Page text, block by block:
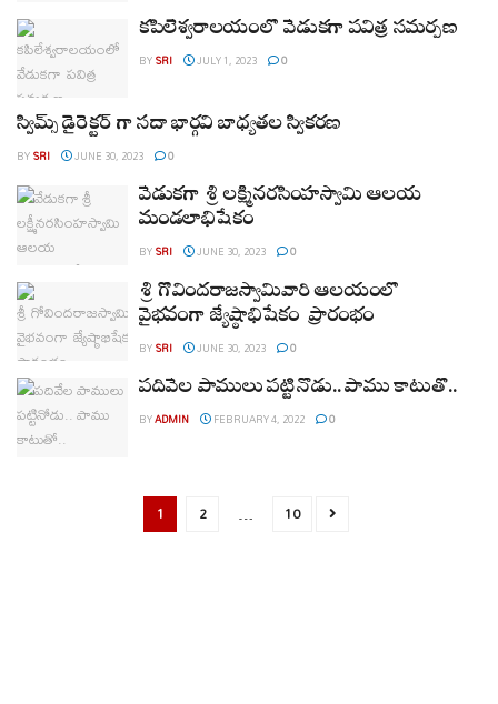
కపిలేశ్వరాలయంలో వేడుక‌గా ప‌విత్ర స‌మ‌ర్ప‌ణ‌
BYSRI JULY 1, 2023 0
స్విమ్స్ డైరెక్టర్ గా సదా భార్గవి బాధ్యతల స్వీకరణ
BYSRI JUNE 30, 2023 0
వేడుకగా శ్రీ లక్ష్మీనరసింహస్వామి ఆలయ
మండలాభిషేకం
BYSRI JUNE 30, 2023 0
శ్రీ గోవిందరాజస్వామివారి ఆలయంలో
వైభవంగా జ్యేష్ఠాభిషేకం ప్రారంభం
BYSRI JUNE 30, 2023 0
పదివేల పాములు పట్టినోడు.. పాము కాటుతో..
BYADMIN FEBRUARY 4, 2022 0
1 2 … 10